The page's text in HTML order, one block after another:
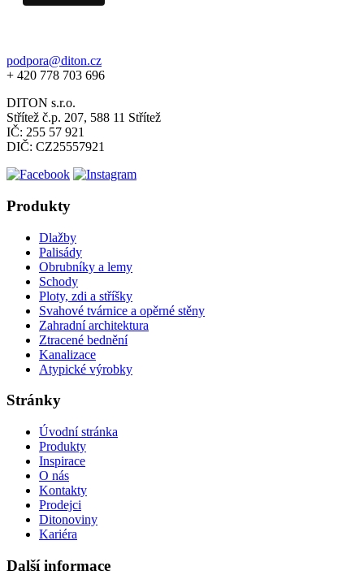
podpora@diton.cz
+ 420 778 703 696
DITON s.r.o.
Střítež č.p. 207, 588 11 Střítež
IČ: 255 57 921
DIČ: CZ25557921
Produkty
Dlažby
Palisády
Obrubníky a lemy
Schody
Ploty, zdi a stříšky
Svahové tvárnice a opěrné stěny
Zahradní architektura
Ztracené bednění
Kanalizace
Atypické výrobky
Stránky
Úvodní stránka
Produkty
Inspirace
O nás
Kontakty
Prodejci
Ditonoviny
Kariéra
Další informace